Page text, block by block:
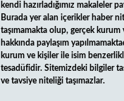
kendi hazırladığımız makaleler
Burada yer alan içerikler haber
taşımamakta olup, gerçek kurum
hakkında paylaşım
kurum ve kişiler ile isim
tesadüfidir. Sitemizdeki bilgiler
ve tavsiye niteliği taşımazlar.